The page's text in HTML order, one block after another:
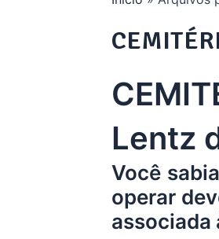
Lentz
Você
operar
associada